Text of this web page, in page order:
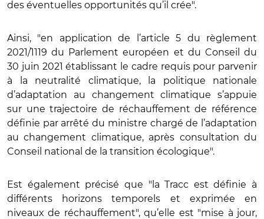
des éventuelles opportunités qu’il crée".
Ainsi, "en application de l’article 5 du règlement
2021/1119 du Parlement européen et du Conseil du
30 juin 2021 établissant le cadre requis pour parvenir
à la neutralité climatique, la politique nationale
d’adaptation au changement climatique s’appuie
sur une trajectoire de réchauffement de référence
définie par arrêté du ministre chargé de l’adaptation
au changement climatique, après consultation du
Conseil national de la transition écologique".
Est également précisé que "la Tracc est définie à
différents horizons temporels et exprimée en
niveaux de réchauffement", qu’elle est "mise à jour,